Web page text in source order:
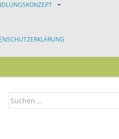
Suchen